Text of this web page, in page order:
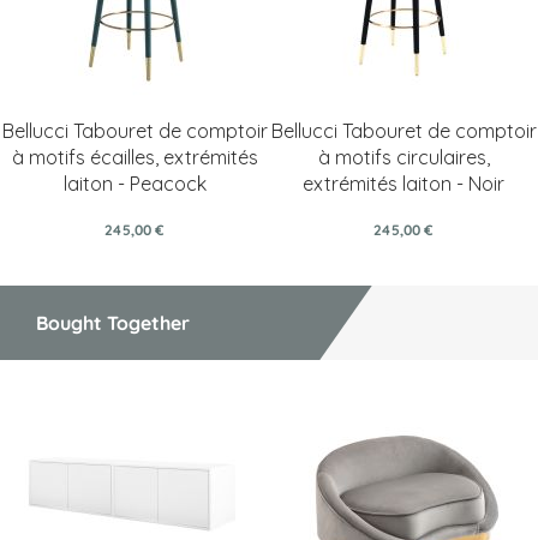
Bellucci Tabouret de comptoir
à motifs écailles, extrémités
laiton - Peacock
245,00 €
Bellucci Tabouret de comptoir
à motifs circulaires,
extrémités laiton - Noir
245,00 €
Bought Together